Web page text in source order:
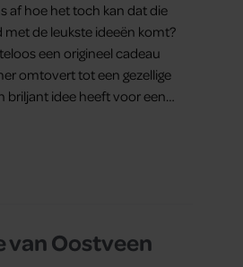
af hoe het toch kan dat die
met de leukste ideeën komt?
een origineel cadeau
omtovert tot een gezellige
briljant idee heeft voor een
van Oostveen